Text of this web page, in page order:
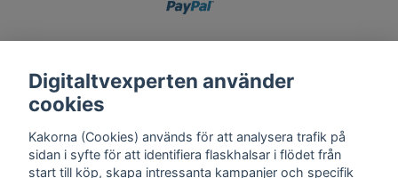
Kontakt Trygghet
Digitaltvexperten använder
cookies
Kakorna (Cookies) används för att analysera trafik på
sidan i syfte för att identifiera flaskhalsar i flödet från
start till köp, skapa intressanta kampanjer och specifik